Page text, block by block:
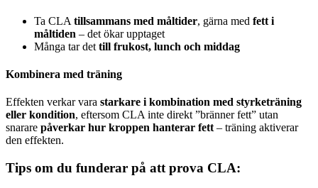
Ta CLA tillsammans med måltider, gärna med fett i
måltiden – det ökar upptaget
Många tar det till frukost, lunch och middag
Kombinera med träning
Effekten verkar vara starkare i kombination med styrketräning
eller kondition, eftersom CLA inte direkt ”bränner fett” utan
snarare påverkar hur kroppen hanterar fett – träning aktiverar
den effekten.
Tips om du funderar på att prova CLA: